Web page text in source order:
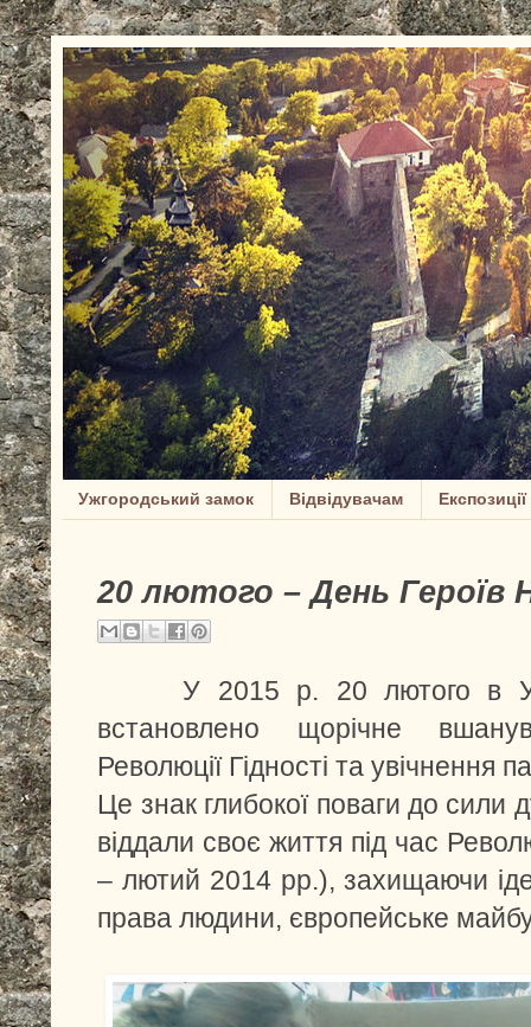
Ужгородський замок Відвідувачам Експозиції
20 лютого – День Героїв
У 2015 р. 20 лютого в
встановлено щорічне
Революції Гідності та увічнення
Це знак глибокої поваги до сили
віддали своє життя під час
– лютий 2014 рр.), захищаючи
права людини, європейське